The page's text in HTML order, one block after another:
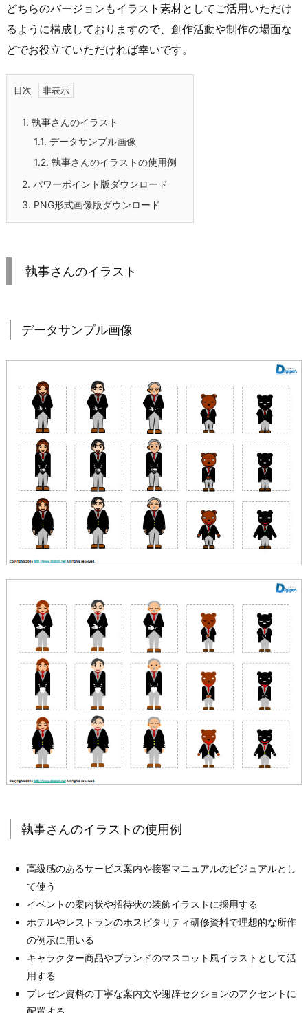
どちらのバージョンもイラスト素材としてご活用いただけ
るように構成しておりますので、創作活動や制作の場面な
どでお役立ていただければ幸いです。
目次
1. 執事さんのイラスト
1.1. データサンプル画像
1.2. 執事さんのイラストの使用例
2. パワーポイント版ダウンロード
3. PNG形式画像版ダウンロード
執事さんのイラスト
データサンプル画像
執事さんのイラストの使用例
高級感のあるサービス案内や接客マニュアルのビジュアルとし
て使う
イベントの案内状や招待状の装飾イラストに採用する
ホテルやレストランのホスピタリティ研修資料で理想的な所作
の例示に用いる
キャラクター商品やブランドのマスコット風イラストとして活
用する
プレゼン資料の丁寧な案内文や謝辞セクションのアクセントに